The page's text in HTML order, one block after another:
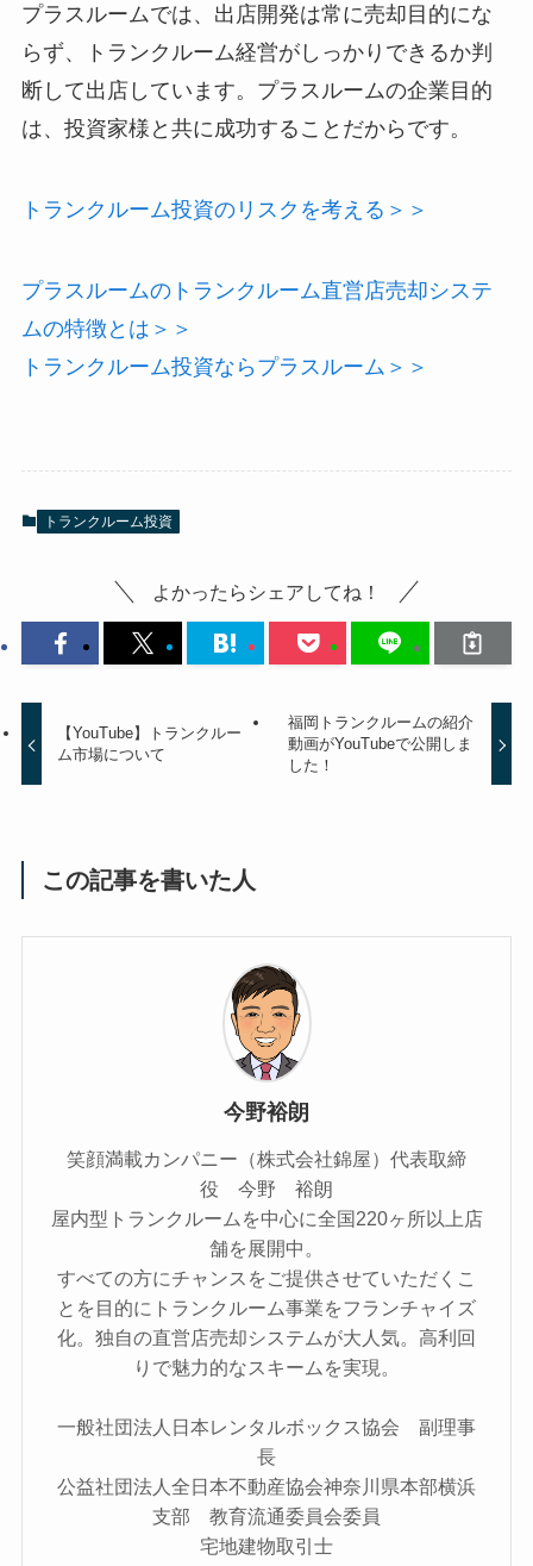
プラスルームでは、出店開発は常に売却目的にな
らず、トランクルーム経営がしっかりできるか判
断して出店しています。プラスルームの企業目的
は、投資家様と共に成功することだからです。
トランクルーム投資のリスクを考える＞＞
プラスルームのトランクルーム直営店売却システ
ムの特徴とは＞＞
トランクルーム投資ならプラスルーム＞＞
トランクルーム投資
よかったらシェアしてね！
【YouTube】トランクルー
ム市場について
福岡トランクルームの紹介
動画がYouTubeで公開しま
した！
この記事を書いた人
今野裕朗
笑顔満載カンパニー（株式会社錦屋）代表取締
役 今野 裕朗
屋内型トランクルームを中心に全国220ヶ所以上店
舗を展開中。
すべての方にチャンスをご提供させていただくこ
とを目的にトランクルーム事業をフランチャイズ
化。独自の直営店売却システムが大人気。高利回
りで魅力的なスキームを実現。
一般社団法人日本レンタルボックス協会 副理事
長
公益社団法人全日本不動産協会神奈川県本部横浜
支部 教育流通委員会委員
宅地建物取引士